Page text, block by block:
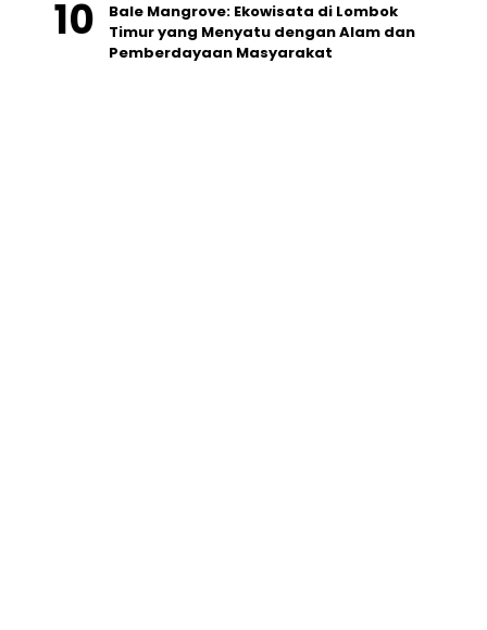
Bale Mangrove: Ekowisata di Lombok
Timur yang Menyatu dengan Alam dan
Pemberdayaan Masyarakat